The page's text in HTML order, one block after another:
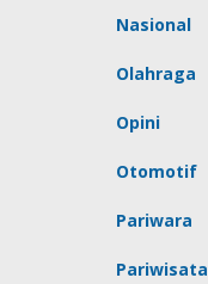
Nasional
Olahraga
Opini
Otomotif
Pariwara
Pariwisata